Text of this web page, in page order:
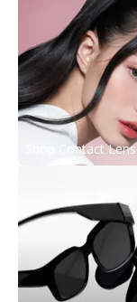
Shop Contact Lens